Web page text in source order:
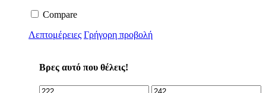
Compare
Λεπτομέρειες Γρήγορη προβολή
Βρες αυτό που θέλεις!